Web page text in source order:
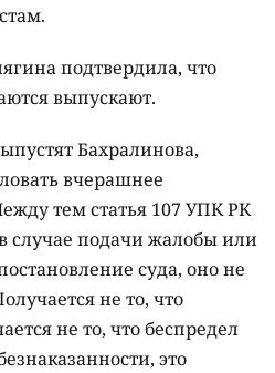
подтвердила, что
выпускают.
Бахралинова,
вчерашнее
тем статья 107 УПК РК
случае подачи жалобы или
суда, оно не
не то, что
не то, что беспредел
это